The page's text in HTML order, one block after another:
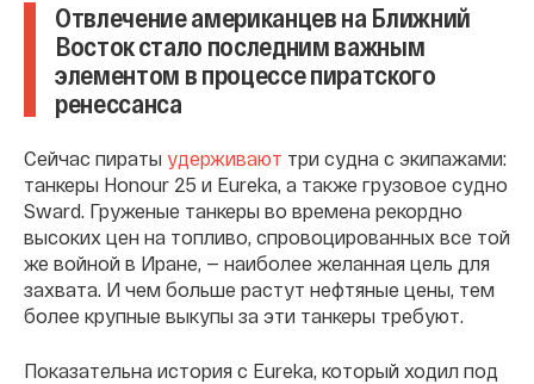
Отвлечение американцев на Ближний
Восток стало последним важным
элементом в процессе пиратского
ренессанса
Сейчас пираты удерживают три судна с экипажами:
танкеры Honour 25 и Eureka, а также грузовое судно
Sward. Груженые танкеры во времена рекордно
высоких цен на топливо, спровоцированных все той
же войной в Иране, — наиболее желанная цель для
захвата. И чем больше растут нефтяные цены, тем
более крупные выкупы за эти танкеры требуют.
Показательна история с Eureka, который ходил под